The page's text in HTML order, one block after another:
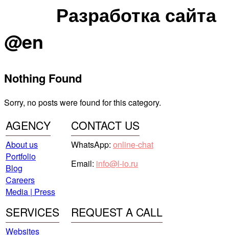
Разработка сайта
@en
Nothing Found
Sorry, no posts were found for this category.
AGENCY CONTACT US
About us
Portfolio
Blog
Careers
Media | Press
WhatsApp: online-chat
Email: info@l-io.ru
SERVICES REQUEST A CALL
Websites